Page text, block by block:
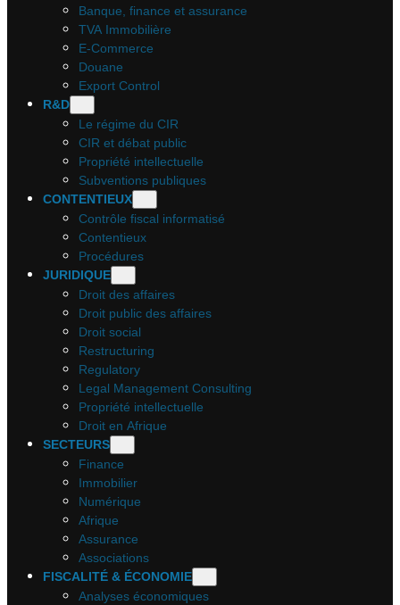
Banque, finance et assurance
TVA Immobilière
E-Commerce
Douane
Export Control
R&D
Le régime du CIR
CIR et débat public
Propriété intellectuelle
Subventions publiques
CONTENTIEUX
Contrôle fiscal informatisé
Contentieux
Procédures
JURIDIQUE
Droit des affaires
Droit public des affaires
Droit social
Restructuring
Regulatory
Legal Management Consulting
Propriété intellectuelle
Droit en Afrique
SECTEURS
Finance
Immobilier
Numérique
Afrique
Assurance
Associations
FISCALITÉ & ÉCONOMIE
Analyses économiques